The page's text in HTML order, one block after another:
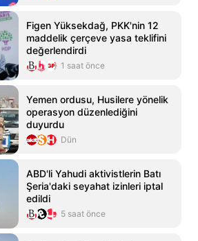
Figen Yüksekdağ, PKK'nin 12
maddelik çerçeve yasa teklifini
değerlendirdi
1 saat önce
Yemen ordusu, Husilere yönelik
operasyon düzenlediğini
duyurdu
Dün
ABD'li Yahudi aktivistlerin Batı
Şeria'daki seyahat izinleri iptal
edildi
5 saat önce